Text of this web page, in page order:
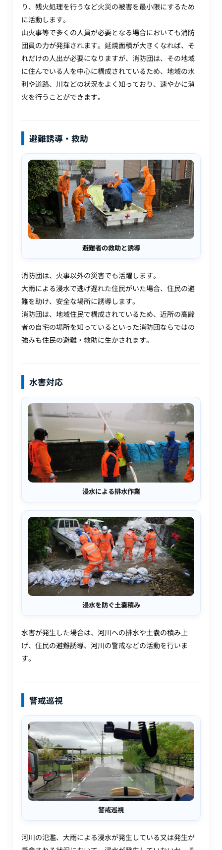
り、残火処理を行うなど火災の被害を最小限にするため
に活動します。
山火事等で多くの人員が必要となる場合においても消防
団員の力が発揮されます。延焼面積が大きくなれば、そ
れだけの人出が必要になりますが、消防団は、その地域
に住んでいる人を中心に構成されているため、地域の水
利や道路、川などの状況をよく知っており、速やかに消
火を行うことができます。
避難誘導・救助
避難者の救助と誘導
消防団は、火事以外の災害でも活躍します。
大雨による浸水で逃げ遅れた住民がいた場合、住民の避
難を助け、安全な場所に誘導します。
消防団は、地域住民で構成されているため、近所の高齢
者の自宅の場所を知っているといった消防団ならではの
強みも住民の避難・救助に生かされます。
水害対応
浸水による排水作業
浸水を防ぐ土嚢積み
水害が発生した場合は、河川への排水や土嚢の積み上
げ、住民の避難誘導、河川の警戒などの活動を行いま
す。
警戒巡視
警戒巡視
河川の氾濫、大雨による浸水が発生している又は発生が